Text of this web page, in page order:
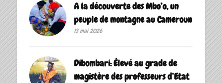
A la découverte des Mbo’o, un
peuple de montagne au Cameroun
13 mai 2026
Dibombari: Élevé au grade de
magistère des professeurs d’Etat